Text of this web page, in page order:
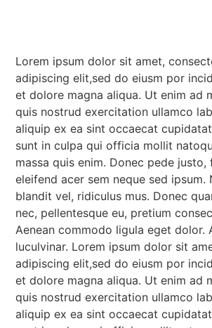
Lorem ipsum dolor sit amet,
adipiscing elit,sed do eiusm por
et dolore magna aliqua. Ut enim ad
quis nostrud exercitation ullamco
aliquip ex ea sint occaecat
sunt in culpa qui officia mollit
massa quis enim. Donec pede justo,
eleifend acer sem neque sed ipsum.
blandit vel, ridiculus mus. Donec
nec, pellentesque eu, pretium
Aenean commodo ligula eget dolor.
luculvinar. Lorem ipsum dolor sit
adipiscing elit,sed do eiusm por
et dolore magna aliqua. Ut enim ad
quis nostrud exercitation ullamco
aliquip ex ea sint occaecat